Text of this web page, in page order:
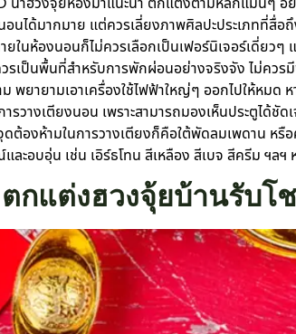
นได้มากมาย แต่ควรเลี่ยงภาพศิลปะประเภทที่สื่อ
ยในห้องนอนก็ไม่ควรเลือกเป็นเฟอร์นิเจอร์เดี่ยว
รเป็นพื้นที่สำหรับการพักผ่อนอย่างจริงจัง ไม่คว
ม พยายามเอาเครื่องใช้ไฟฟ้าใหญ่ๆ ออกไปให้หม
รวางเตียงนอน เพราะสามารถมองเห็นประตูได้
ต้องห้ามในการวางเตียงก็คือใต้พัดลมเพดาน ห
ะอบอุ่น เช่น เอิร์ธโทน สีเหลือง สีเบจ สีครีม ฯล
กแต่งฮวงจุ้ยบ้านรับโ